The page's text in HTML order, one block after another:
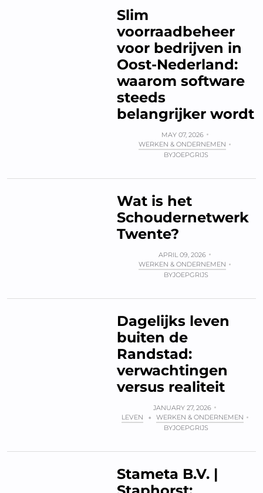
Slim
voorraadbeheer
voor bedrijven in
Oost-Nederland:
waarom software
steeds
belangrijker wordt
MAY 07, 2026
WERKEN & ONDERNEMEN
BYJOEPGRIJS
Wat is het
Schoudernetwerk
Twente?
APRIL 09, 2026
WERKEN & ONDERNEMEN
BYJOEPGRIJS
Dagelijks leven
buiten de
Randstad:
verwachtingen
versus realiteit
JANUARY 27, 2026
LEVEN
+ WERKEN & ONDERNEMEN
BYJOEPGRIJS
Stameta B.V. |